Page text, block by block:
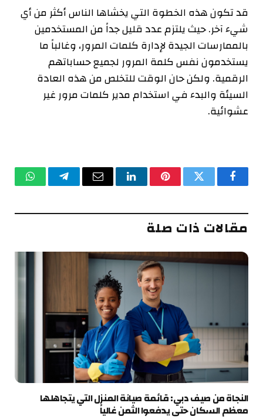
قد تكون هذه الخطوة التي يخشاها الناس أكثر من أي
شيء آخر. حيث يلتزم عدد قليل جداً من المستخدمين
بالممارسات الجيدة لإدارة كلمات المرور، وغالباً ما
يستخدمون نفس كلمة المرور لجميع حساباتهم
الرقمية. ولكن حان الوقت للتخلص من هذه العادة
السيئة والبدء في استخدام مدير كلمات مرور غير
عشوائية.
فيسبوكتويتر بينتيريستلينكدإنالبريد تيلقرام
مقالات ذات صلة
النجاة من صيف دبي: قائمة صيانة المنزل التي يتجاهلها
معظم السكان حتى يدفعوا الثمن غالياً